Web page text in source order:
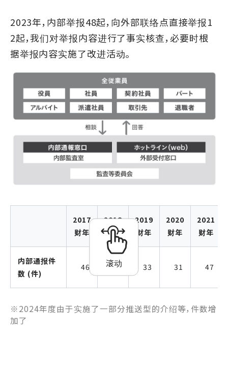
2023年，内部举报48起，向外部联络点直接举报1
2起，我们对举报内容进行了事实核查，必要时根
据举报内容实施了改进活动。
滚动
2017
财年
2018
财年
2019
财年
2020
财年
2021
财年
内部通报件
数 (件)
46 56 33 31 47
※2024年度由于实施了一部分推送型的介绍等，件数增
加了